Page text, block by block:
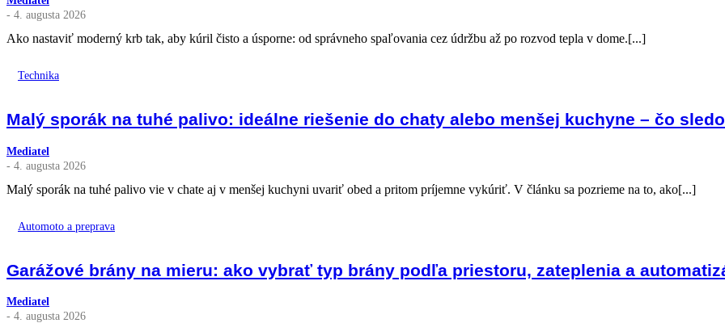
- 4. augusta 2026
Ako nastaviť moderný krb tak, aby kúril čisto a úsporne: od správneho spaľovania cez údržbu až po rozvod tepla v dome.[...]
Technika
Malý sporák na tuhé palivo: ideálne riešenie do chaty alebo menšej kuchyne – čo
Mediatel
- 4. augusta 2026
Malý sporák na tuhé palivo vie v chate aj v menšej kuchyni uvariť obed a pritom príjemne vykúriť. V článku sa pozrieme na to, ako[...]
Automoto a preprava
Garážové brány na mieru: ako vybrať typ brány podľa priestoru, zateplenia a
Mediatel
- 4. augusta 2026